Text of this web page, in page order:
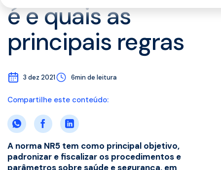
é e quais as
principais regras
3 dez 2021 6min de leitura
A norma NR5 tem como principal objetivo,
padronizar e fiscalizar os procedimentos e
parâmetros sobre saúde e segurança, em
Compartilhe este conteúdo: